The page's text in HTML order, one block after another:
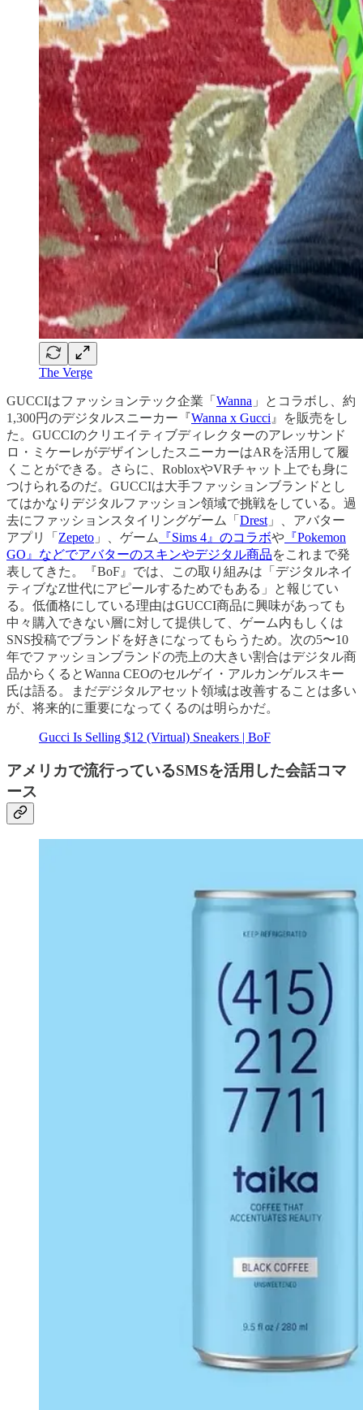
The Verge
GUCCIはファッションテック企業「 Wanna 」とコラボし、約
1,300円のデジタルスニーカー『Wanna x Gucci 』を販売をし
た。GUCCIのクリエイティブディレクターのアレッサンド
ロ・ミケーレがデザインしたスニーカーはARを活用して履
くことができる。さらに、RobloxやVRチャット上でも身に
つけられるのだ。GUCCIは大手ファッションブランドとし
てはかなりデジタルファッション領域で挑戦をしている。過
去にファッションスタイリングゲーム「 Drest 」、アバター
アプリ「 Zepeto 」、ゲーム 『Sims 4』のコラボや 『Pokemon
GO』などでアバターのスキンやデジタル商品をこれまで発
表してきた。『BoF』では、この取り組みは「デジタルネイ
ティブなZ世代にアピールするためでもある」と報じてい
る。低価格にしている理由はGUCCI商品に興味があっても
中々購入できない層に対して提供して、ゲーム内もしくは
SNS投稿でブランドを好きになってもらうため。次の5〜10
年でファッションブランドの売上の大きい割合はデジタル商
品からくるとWanna CEOのセルゲイ・アルカンゲルスキー
氏は語る。まだデジタルアセット領域は改善することは多い
が、将来的に重要になってくるのは明らかだ。
Gucci Is Selling $12 (Virtual) Sneakers | BoF
アメリカで流行っているSMSを活用した会話コマ
ース